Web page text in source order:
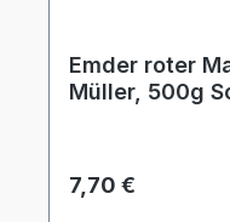
Emder roter
Müller, 500g
Regulärer Preis:
7,70 €